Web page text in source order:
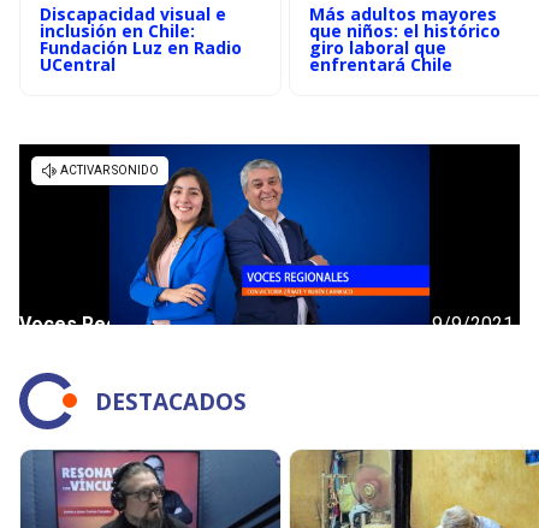
Discapacidad visual e
inclusión en Chile:
Fundación Luz en Radio
UCentral
Más adultos mayores
que niños: el histórico
giro laboral que
enfrentará Chile
DESTACADOS